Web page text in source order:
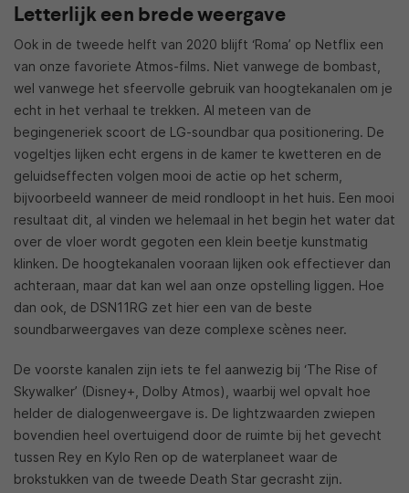
Letterlijk een brede weergave
Ook in de tweede helft van 2020 blijft ‘Roma’ op Netflix een
van onze favoriete Atmos-films. Niet vanwege de bombast,
wel vanwege het sfeervolle gebruik van hoogtekanalen om je
echt in het verhaal te trekken. Al meteen van de
begingeneriek scoort de LG-soundbar qua positionering. De
vogeltjes lijken echt ergens in de kamer te kwetteren en de
geluidseffecten volgen mooi de actie op het scherm,
bijvoorbeeld wanneer de meid rondloopt in het huis. Een mooi
resultaat dit, al vinden we helemaal in het begin het water dat
over de vloer wordt gegoten een klein beetje kunstmatig
klinken. De hoogtekanalen vooraan lijken ook effectiever dan
achteraan, maar dat kan wel aan onze opstelling liggen. Hoe
dan ook, de DSN11RG zet hier een van de beste
soundbarweergaves van deze complexe scènes neer.
De voorste kanalen zijn iets te fel aanwezig bij ‘The Rise of
Skywalker’ (Disney+, Dolby Atmos), waarbij wel opvalt hoe
helder de dialogenweergave is. De lightzwaarden zwiepen
bovendien heel overtuigend door de ruimte bij het gevecht
tussen Rey en Kylo Ren op de waterplaneet waar de
brokstukken van de tweede Death Star gecrasht zijn.